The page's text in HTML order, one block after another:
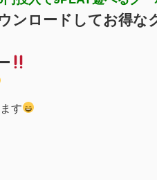
ンロードしてお得な
す